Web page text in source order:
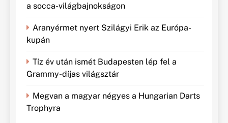
a socca-világbajnokságon
Aranyérmet nyert Szilágyi Erik az Európa-
kupán
Tíz év után ismét Budapesten lép fel a
Grammy-díjas világsztár
Megvan a magyar négyes a Hungarian Darts
Trophyra